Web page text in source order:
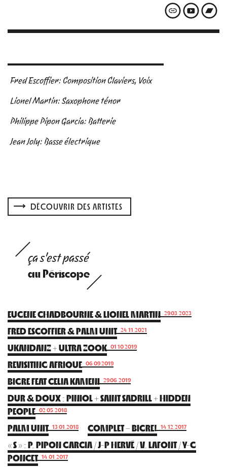
Fred Escoffier: Composition Claviers, Voix
Lionel Martin: Saxophone ténor
Philippe Pipon Garcia: Batterie
Jean Joly: Basse électrique
DÉCOUVRIR DES ARTISTES
ça s'est passé
au Périscope
EUGENE CHADBOURNE & LIONEL MARTIN 29.03.2023
FRED ESCOFFIER & PALM UNIT 24.11.2021
UKANDANZ + ULTRA ZOOK 01.10.2019
REVISITING AFRIQUE 06.09.2019
BIGRE FEAT CELIA KAMENI 29.06.2019
DUR & DOUX : PINIOL + SAINT SADRILL + HIDDEN
PEOPLE 02.05.2018
PALM UNIT 13.01.2018 COMPLET – BIGRE! 14.12.2017
« S » : P. PIPON GARCIA / J-P HERVÉ / V. LAFONT / Y-G
PONCET 14.01.2017